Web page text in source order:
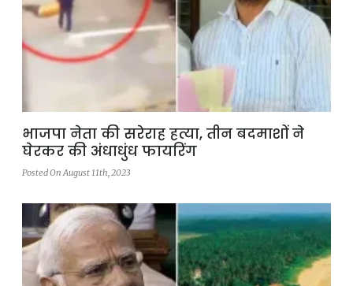
भाजपा नेता की सरेराह हत्या, तीन बदमाशों ने
घेरकर की अंधाधुंध फायरिंग
Posted On August 11th, 2023